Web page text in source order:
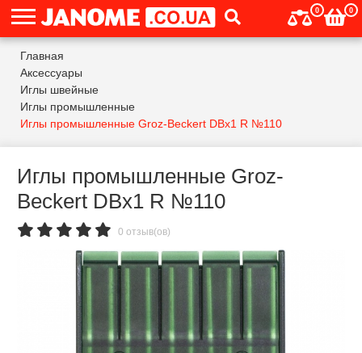
0 0
Главная
Аксессуары
Иглы швейные
Иглы промышленные
Иглы промышленные Groz-Beckert DBx1 R №110
Иглы промышленные Groz-
Beckert DBx1 R №110
0 отзыв(ов)